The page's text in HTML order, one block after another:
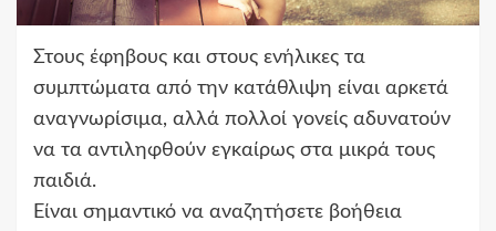
Στους έφηβους και στους ενήλικες τα
συμπτώματα από την κατάθλιψη είναι αρκετά
αναγνωρίσιμα, αλλά πολλοί γονείς αδυνατούν
να τα αντιληφθούν εγκαίρως στα μικρά τους
παιδιά.
Είναι σημαντικό να αναζητήσετε βοήθεια